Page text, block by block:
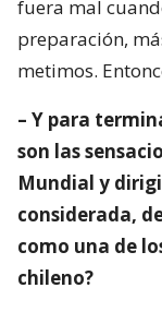
fuera mal
preparación,
metimos.
– Y para
son las
Mundial y
considerada,
como una de
chileno?